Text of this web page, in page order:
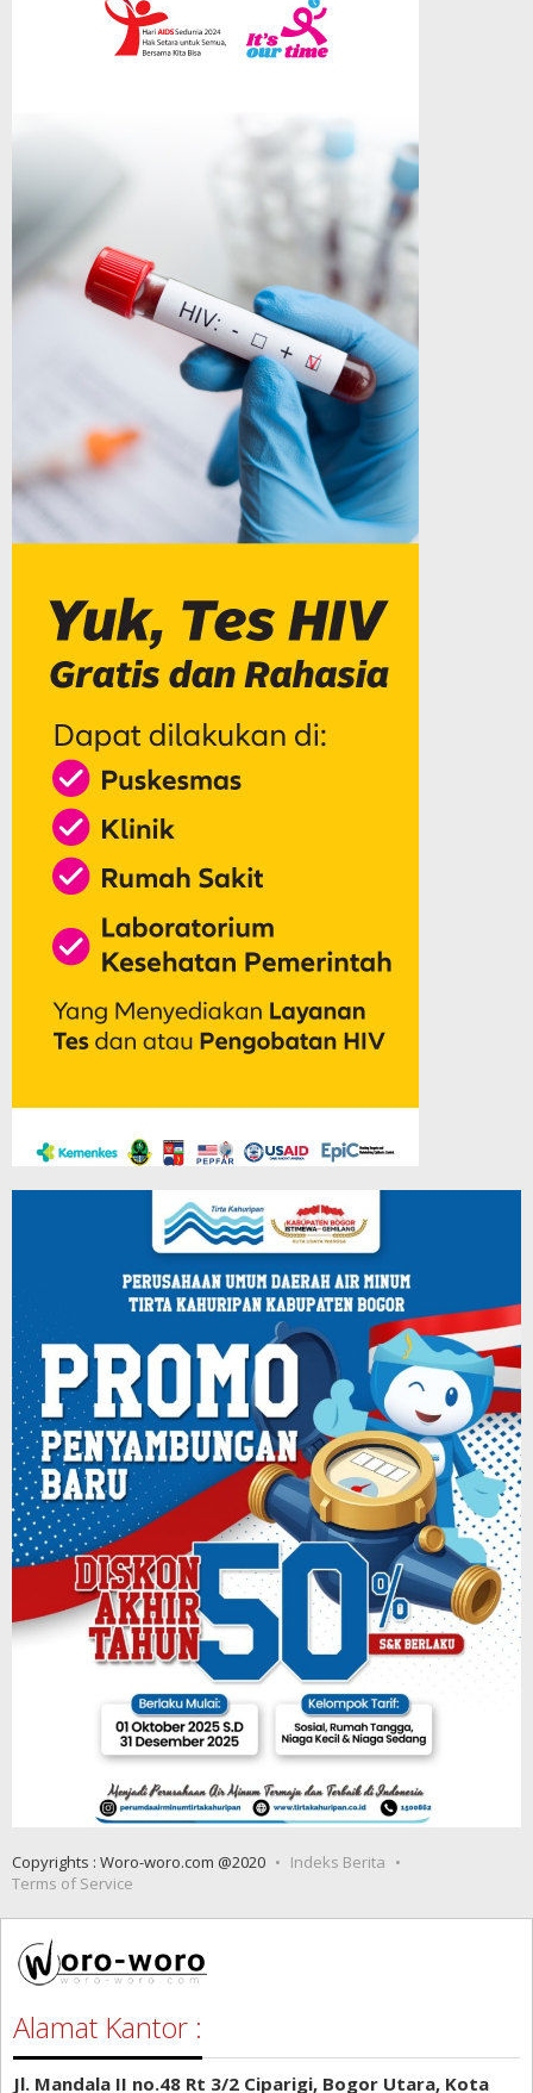
Copyrights : Woro-woro.com @2020
Indeks Berita
Terms of Service
Alamat Kantor :
Jl. Mandala II no.48 Rt 3/2 Ciparigi, Bogor Utara, Kota